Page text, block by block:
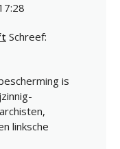
Schreef:
is
linksche